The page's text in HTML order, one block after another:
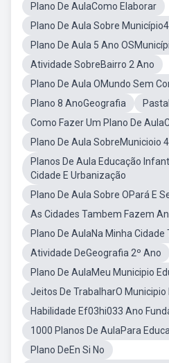
Plano De AulaComo Elaborar
Plano De Aula Sobre
Plano De Aula 5 Ano
Atividade SobreBairro 2 Ano
Plano De Aula OMundo Sem
Plano 8 AnoGeografia
Como Fazer Um Plano De
Plano De Aula SobreMunicioio
Planos De Aula Educação
Cidade E Urbanização
Plano De Aula Sobre OPará E
As Cidades Tambem Fazem
Plano De AulaNa Minha Cidade
Atividade DeGeografia 2º Ano
Plano De AulaMeu Municipio
Jeitos De TrabalharO Municipio
Habilidade Ef03hi033 Ano
1000 Planos De AulaPara
Plano DeEn Si No